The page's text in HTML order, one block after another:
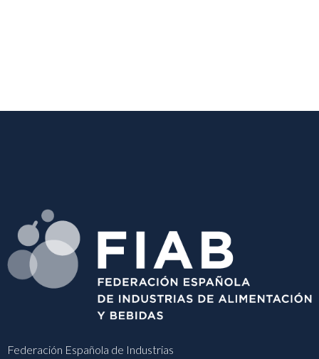
Federación Española de Industrias